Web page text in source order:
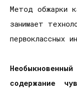
Метод обжарки
занимает
первоклассных
содержание